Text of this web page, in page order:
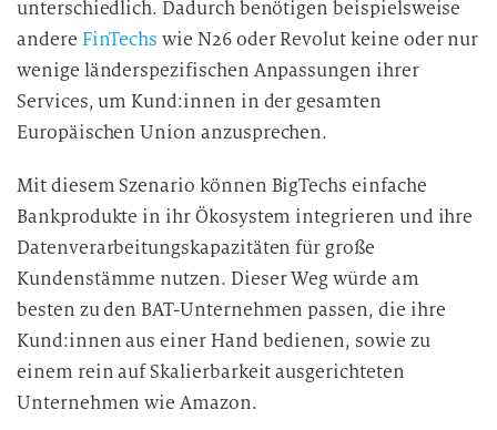
unterschiedlich. Dadurch benötigen beispielsweise
andere FinTechs wie N26 oder Revolut keine oder nur
wenige länderspezifischen Anpassungen ihrer
Services, um Kund:innen in der gesamten
Europäischen Union anzusprechen.
Mit diesem Szenario können BigTechs einfache
Bankprodukte in ihr Ökosystem integrieren und ihre
Datenverarbeitungskapazitäten für große
Kundenstämme nutzen. Dieser Weg würde am
besten zu den BAT-Unternehmen passen, die ihre
Kund:innen aus einer Hand bedienen, sowie zu
einem rein auf Skalierbarkeit ausgerichteten
Unternehmen wie Amazon.